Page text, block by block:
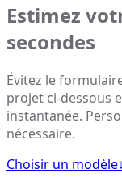
Estimez
secondes
Évitez le
projet ci-dessous
instantanée.
nécessaire.
Choisir un modèle↓